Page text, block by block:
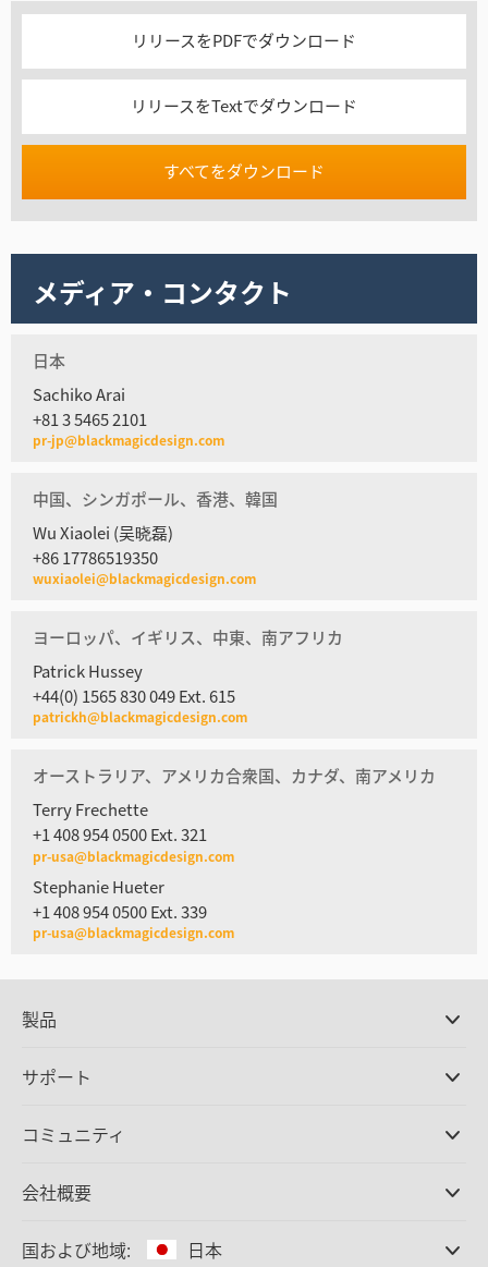
リリースをPDFでダウンロード
リリースをTextでダウンロード
すべてをダウンロード
メディア・コンタクト
日本
Sachiko Arai
+81 3 5465 2101
pr-jp@blackmagicdesign.com
中国、シンガポール、香港、韓国
Wu Xiaolei (吴晓磊)
+86 17786519350
wuxiaolei@blackmagicdesign.com
ヨーロッパ、イギリス、中東、南アフリカ
Patrick Hussey
+44(0) 1565 830 049 Ext. 615
patrickh@blackmagicdesign.com
オーストラリア、アメリカ合衆国、カナダ、南アメリカ
Terry Frechette
+1 408 954 0500 Ext. 321
pr-usa@blackmagicdesign.com
Stephanie Hueter
+1 408 954 0500 Ext. 339
pr-usa@blackmagicdesign.com
製品
DaVinci Resolve/Fusion
ATEMプロダクション
ディスクレコーダー
Cintelフィルムスキャニング
サポート
サポートセンター
コミュニティ
会社概要
会社概要
国および地域: 日本